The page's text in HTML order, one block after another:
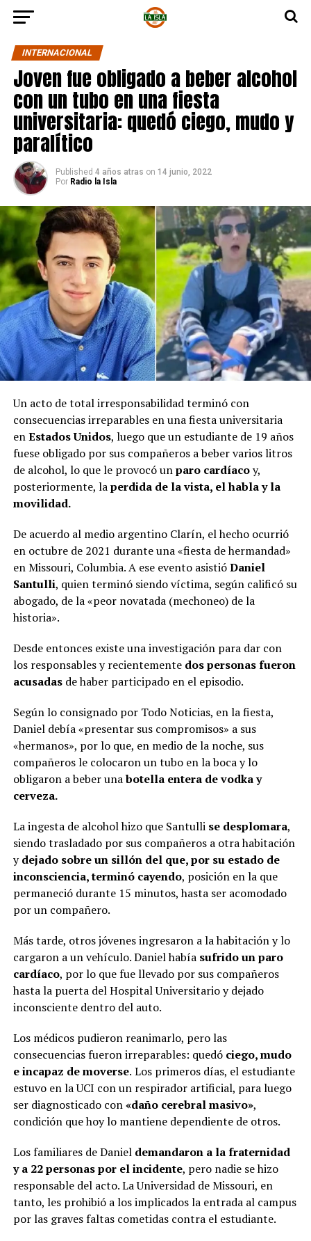
INTERNACIONAL
Joven fue obligado a beber alcohol
con un tubo en una fiesta
universitaria: quedó ciego, mudo y
paralítico
Published 4 años atras on 14 junio, 2022
Por Radio la Isla
Un acto de total irresponsabilidad terminó con
consecuencias irreparables en una fiesta universitaria
enEstados Unidos, luego que un estudiante de 19 años
fuese obligado por sus compañeros a beber varios litros
de alcohol, lo que le provocó unparo cardíacoy,
posteriormente, laperdida de la vista, el habla y la
movilidad.
De acuerdo al medio argentino Clarín, el hecho ocurrió
en octubre de 2021 durante una «fiesta de hermandad»
en Missouri, Columbia. A ese evento asistióDaniel
Santulli, quien terminó siendo víctima, según calificó su
abogado, de la «peor novatada (mechoneo) de la
historia».
Desde entonces existe una investigación para dar con
los responsables y recientementedos personas fueron
acusadasde haber participado en el episodio.
Según lo consignado por Todo Noticias, en la fiesta,
Daniel debía «presentar sus compromisos» a sus
«hermanos», por lo que, en medio de la noche, sus
compañeros le colocaron un tubo en la boca y lo
obligaron a beber unabotella entera de vodka y
cerveza.
La ingesta de alcohol hizo que Santulli se desplomara,
siendo trasladado por sus compañeros a otra habitación
ydejado sobre un sillón del que, por su estado de
inconsciencia, terminó cayendo, posición en la que
permaneció durante 15 minutos, hasta ser acomodado
por un compañero.
Más tarde, otros jóvenes ingresaron a la habitación y lo
cargaron a un vehículo. Daniel había sufrido un paro
cardíaco, por lo que fue llevado por sus compañeros
hasta la puerta del Hospital Universitario y dejado
inconsciente dentro del auto.
Los médicos pudieron reanimarlo, pero las
consecuencias fueron irreparables: quedó ciego, mudo
e incapaz de moverse. Los primeros días, el estudiante
estuvo en la UCI con un respirador artificial, para luego
ser diagnosticado con«daño cerebral masivo»,
condición que hoy lo mantiene dependiente de otros.
Los familiares de Daniel demandaron a la fraternidad
y a 22 personas por el incidente, pero nadie se hizo
responsable del acto. La Universidad de Missouri, en
tanto, les prohibió a los implicados la entrada al campus
por las graves faltas cometidas contra el estudiante.